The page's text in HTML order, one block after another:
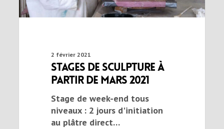
2 février 2021
Stages de sculpture à
partir de mars 2021
Stage de week-end tous
niveaux : 2 jours d'initiation
au plâtre direct…